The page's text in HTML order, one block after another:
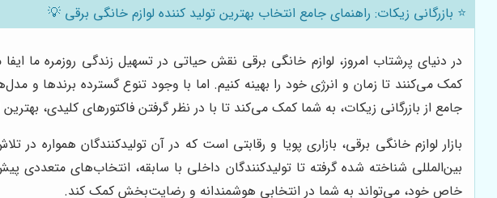
⭐️ بازرگانی زیکات: راهنمای جامع انتخاب بهترین تولید کننده لوازم خانگی برقی 💡
در دنیای پرشتاب امروز، لوازم خانگی برقی نقش حیاتی در تسهیل زندگی روزمره ما
کمک می‌کنند تا زمان و انرژی خود را بهینه کنیم. اما با وجود تنوع گسترده برندها و
جامع از بازرگانی زیکات، به شما کمک می‌کند تا با در نظر گرفتن فاکتورهای کلیدی،
بازار لوازم خانگی برقی، بازاری پویا و رقابتی است که در آن تولیدکنندگان همواره
بین‌المللی شناخته شده گرفته تا تولیدکنندگان داخلی با سابقه، انتخاب‌های
خاص خود، می‌تواند به شما در انتخابی هوشمندانه و رضایت‌بخش کمک کند.